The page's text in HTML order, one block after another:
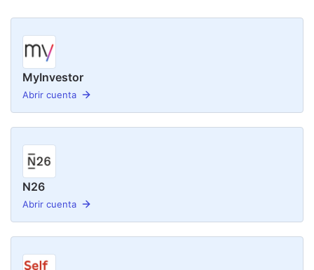
MyInvestor
Abrir cuenta
N26
Abrir cuenta